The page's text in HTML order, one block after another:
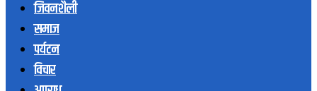
जिवनशैली
समाज
पर्यटन
विचार